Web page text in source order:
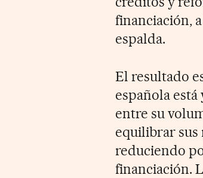
financiación,
espalda.
El resultado
española
entre su
equilibrar sus
reduciendo
financiación.